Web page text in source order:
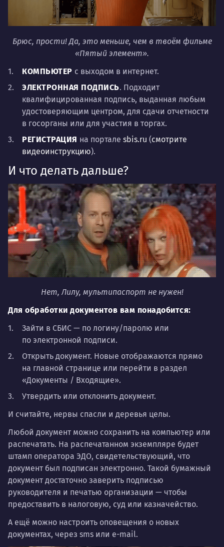
Брюс, прости! Да, это меньше, чем в твоём фильме
«Пятый элемент».
КОМПЬЮТЕР с выходом в интернет.
ЭЛЕКТРОННАЯ ПОДПИСЬ. Подходит
квалифицированная подпись, выданная любым
удостоверяющим центром, для сдачи отчетности
в госорганы или для участия в торгах.
РЕГИСТРАЦИЯ на портале sbis.ru (смотрите
видеоинструкцию).
И что делать дальше?
Нет, Лилу, мультипаспорт не нужен!
Для обработки документов вам понадобится:
Зайти в СБИС — по логину/паролю или
по электронной подписи.
Открыть документ. Новые отображаются прямо
на главной странице или перейти в раздел
«Документы / Входящие».
Утвердить или отклонить документ.
И считайте, нервы спасли и деревья целы.
Любой документ можно сохранить на компьютер или
распечатать. На распечатанном экземпляре будет
штамп оператора ЭДО, свидетельствующий, что
документ был подписан электронно. Такой бумажный
документ достаточно заверить подписью
руководителя и печатью организации — чтобы
предоставить в налоговую, суд или казначейство.
А ещё можно настроить оповещения о новых
документах, через sms или e-mail.